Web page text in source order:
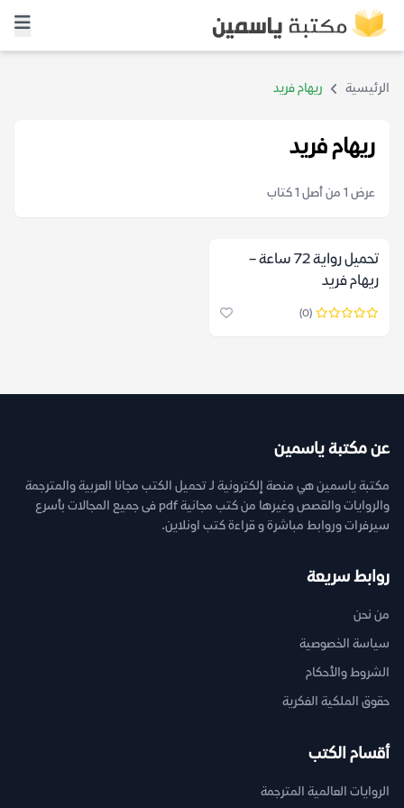
الرئيسية ريهام فريد
ريهام فريد
عرض 1 من أصل 1 كتاب
تحميل رواية 72 ساعة –
ريهام فريد
(0)
عن مكتبة ياسمين
مكتبة ياسمين هي منصة إلكترونية لـ تحميل الكتب مجانا العربية والمترجمة
والروايات والقصص وغيرها من كتب مجانية pdf فى جميع المجالات بأسرع
سيرفرات وروابط مباشرة و قراءة كتب اونلاين.
روابط سريعة
من نحن
سياسة الخصوصية
الشروط والأحكام
حقوق الملكية الفكرية
أقسام الكتب
الروايات العالمية المترجمة